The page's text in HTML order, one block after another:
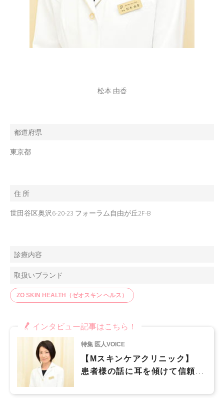
松本 由香
都道府県
東京都
住 所
世田谷区奥沢6-20-23 フォーラム自由が丘2F-B
診療内容
取扱いブランド
ZO SKIN HEALTH（ゼオスキン ヘルス）
インタビュー記事はこちら！
特集 医人VOICE
【Mスキンケアクリニック】
患者様の話に耳を傾けて信頼関
えるクリニックでありたい